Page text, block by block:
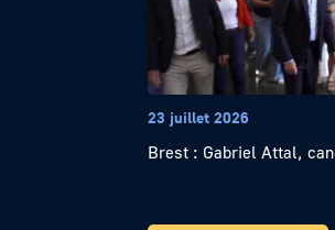
23 juillet 2026
Brest : Gabriel Attal,